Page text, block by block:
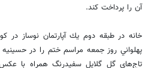
آن را پرداخت كند.
خانه در طبقه دوم يك آپارتمان نوساز
پهلواني روز جمعه مراسم ختم را در حسينيه
تاج‌هاي گل گلايل سفيدرنگ همراه با